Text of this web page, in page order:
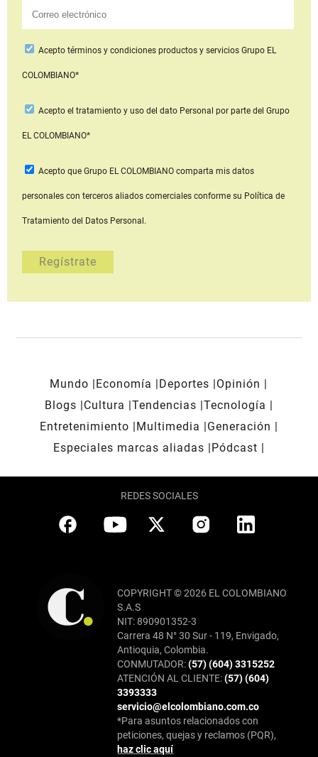
Aceptotérminos y condiciones productos y serviciosGrupo EL
COLOMBIANO*
Acepto el tratamiento y uso del dato Personal por parte del Grupo
EL COLOMBIANO*
Acepto que Grupo EL COLOMBIANOcomparta mis datos
personales con terceros aliados comerciales conforme su Política de
Tratamiento del Datos Personal.
Mundo Economía Deportes
Opinión
Blogs
Cultura Tendencias Tecnología
Entretenimiento
Multimedia
Generación
Especiales marcas aliadas
Pódcast
REDES SOCIALES
COPYRIGHT © 2026 EL COLOMBIANO
S.A.S
NIT: 890901352-3
Carrera 48 N° 30 Sur - 119, Envigado,
Antioquia, Colombia.
CONMUTADOR:(57) (604) 3315252
ATENCIÓN AL CLIENTE:(57) (604)
3393333
servicio@elcolombiano.com.co
*Para asuntos relacionados con
peticiones, quejas y reclamos (PQR),
haz clic aquí